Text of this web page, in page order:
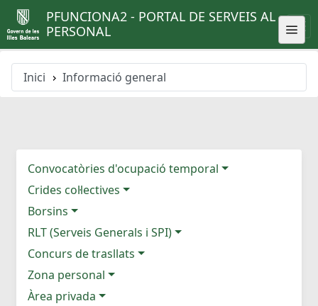
PFUNCIONA2 - PORTAL DE SERVEIS AL
PERSONAL
Inici Informació general
Convocatòries d'ocupació temporal
Crides col·lectives
Borsins
RLT (Serveis Generals i SPI)
Concurs de trasllats
Zona personal
Àrea privada